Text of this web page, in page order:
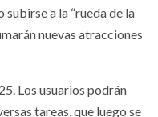
a la “rueda de la
nuevas atracciones
Los usuarios podrán
tareas, que luego se